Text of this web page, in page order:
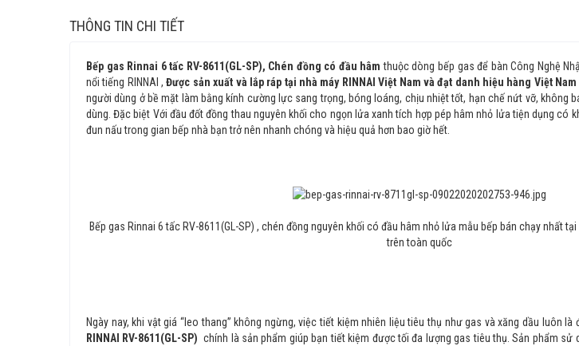
THÔNG TIN CHI TIẾT
Bếp gas Rinnai 6 tấc RV-8611(GL-SP), Chén đồng có đầu hâm thuộc dòng bếp gas để bàn Công Nghệ
nổi tiếng RINNAI ,Được sản xuất và lắp ráp tại nhà máy RINNAI Việt Nam và đạt danh hiệu hàng Việt
người dùng ở bề mặt làm bằng kính cường lực sang trọng, bóng loáng, chịu nhiệt tốt, hạn chế nứt vỡ, không
dùng. Đặc biệt Với đầu đốt đồng thau nguyên khối cho ngọn lửa xanh tích hợp pép hâm nhỏ lửa tiện dụng có
đun nấu trong gian bếp nhà bạn trở nên nhanh chóng và hiệu quả hơn bao giờ hết.
Bếp gas Rinnai 6 tấc RV-8611(GL-SP) , chén đồng nguyên khối có đầu hâm nhỏ lửa mẫu bếp bán chạy nhất
trên toàn quốc
Ngày nay, khi vật giá “leo thang” không ngừng, việc tiết kiệm nhiên liệu tiêu thụ như gas và xăng dầu luôn là
RINNAI RV-8611(GL-SP) chính là sản phẩm giúp bạn tiết kiệm được tối đa lượng gas tiêu thụ. Sản phẩm sử